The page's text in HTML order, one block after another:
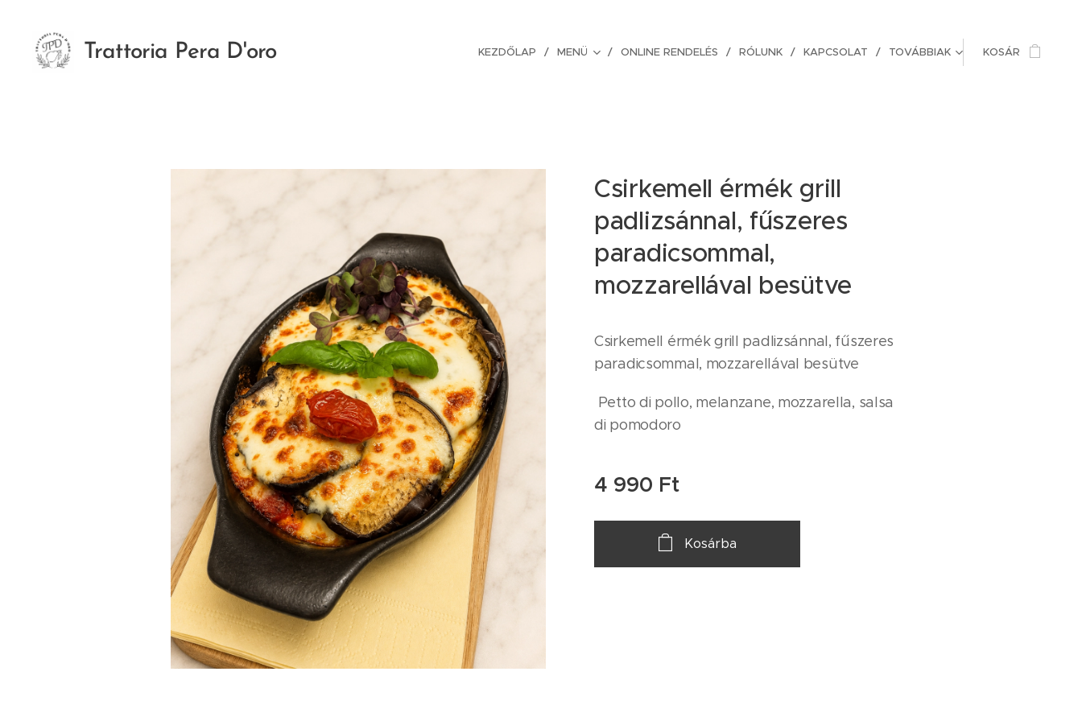
Trattoria Pera D'oro KEZDŐLAP MENÜ ONLINE RENDELÉS RÓLUNK KAPCSOLAT TOVÁBBIAK KOSÁR
Csirkemell érmék grill
padlizsánnal, fűszeres
paradicsommal,
mozzarellával besütve
Csirkemell érmék grill padlizsánnal, fűszeres
paradicsommal, mozzarellával besütve
Petto di pollo, melanzane, mozzarella, salsa
di pomodoro
4 990 Ft
Kosárba